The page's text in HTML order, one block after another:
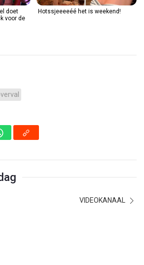
doet
voor de
Hotssjeeeeéé het is weekend!
VIDEOKANAAL